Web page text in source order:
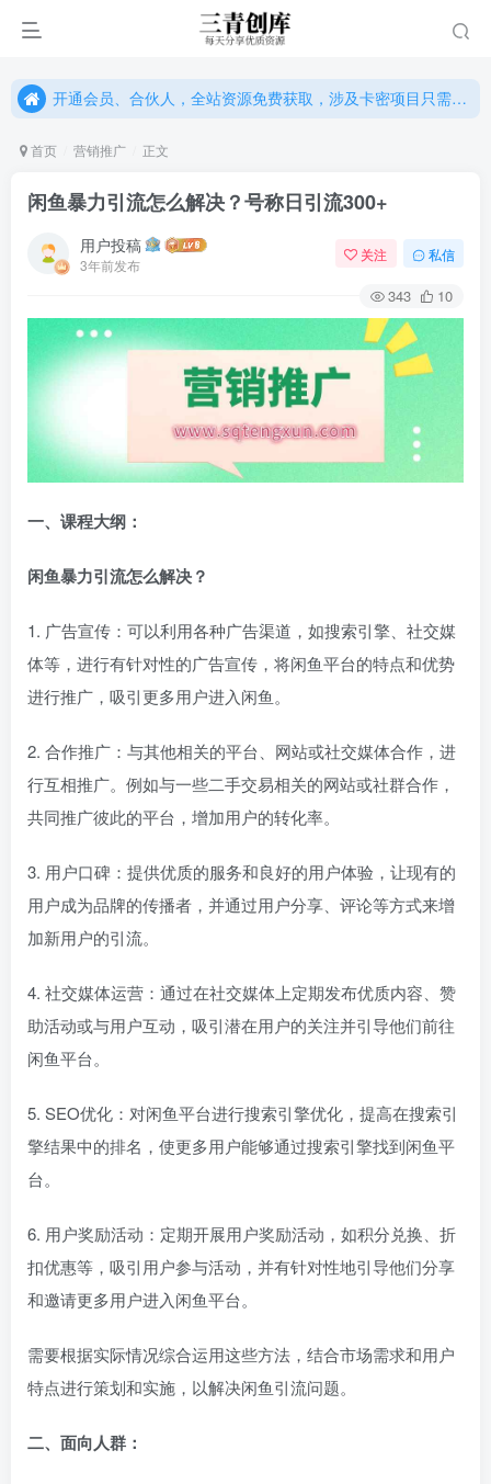
开通会员、合伙人，全站资源免费获取，涉及卡密项目只需单独购卡密（位置：网站右下悬浮按钮）
首页 营销推广 正文
闲鱼暴力引流怎么解决？号称日引流300+
用户投稿
3年前发布
关注 私信
343 10
一、 课程大纲：
闲鱼暴力引流怎么解决？
1. 广告宣传：可以利用各种广告渠道，如搜索引擎、社交媒
体等，进行有针对性的广告宣传，将闲鱼平台的特点和优势
进行推广，吸引更多用户进入闲鱼。
2. 合作推广：与其他相关的平台、网站或社交媒体合作，进
行互相推广。例如与一些二手交易相关的网站或社群合作，
共同推广彼此的平台，增加用户的转化率。
3. 用户口碑：提供优质的服务和良好的用户体验，让现有的
用户成为品牌的传播者，并通过用户分享、评论等方式来增
加新用户的引流。
4. 社交媒体运营：通过在社交媒体上定期发布优质内容、赞
助活动或与用户互动，吸引潜在用户的关注并引导他们前往
闲鱼平台。
5. SEO优化：对闲鱼平台进行搜索引擎优化，提高在搜索引
擎结果中的排名，使更多用户能够通过搜索引擎找到闲鱼平
台。
6. 用户奖励活动：定期开展用户奖励活动，如积分兑换、折
扣优惠等，吸引用户参与活动，并有针对性地引导他们分享
和邀请更多用户进入闲鱼平台。
需要根据实际情况综合运用这些方法，结合市场需求和用户
特点进行策划和实施，以解决闲鱼引流问题。
二、面向人群：